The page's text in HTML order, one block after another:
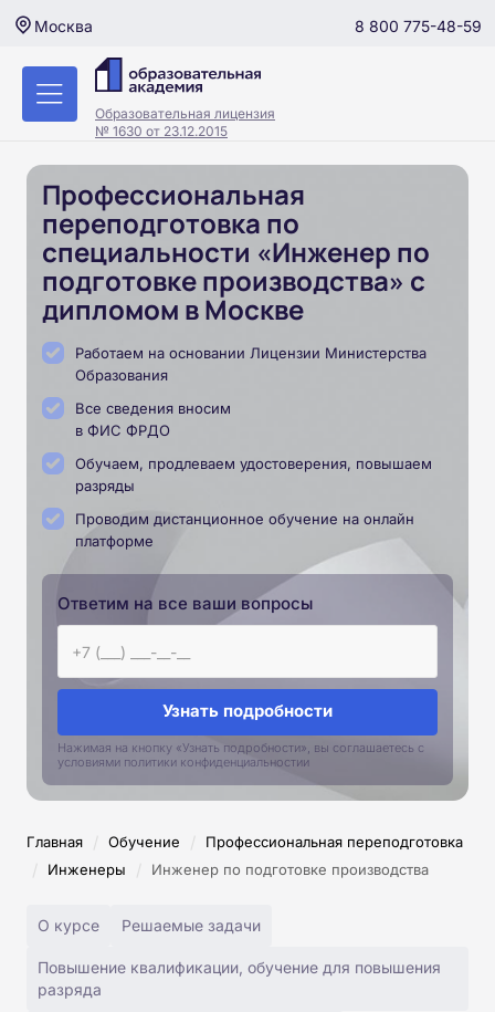
Москва 8 800 775-48-59
Образовательная лицензия
№ 1630 от 23.12.2015
Профессиональная
переподготовка по
специальности «Инженер по
подготовке производства» с
дипломом в Москве
Работаем на основании Лицензии Министерства
Образования
Все сведения вносим
в ФИС ФРДО
Обучаем, продлеваем удостоверения, повышаем
разряды
Проводим дистанционное обучение на онлайн
платформе
Ответим на все ваши вопросы
Узнать подробности
Нажимая на кнопку «Узнать подробности», вы соглашаетесь с
условиями политики конфиденциальностии
Главная / Обучение / Профессиональная переподготовка
/ Инженеры / Инженер по подготовке производства
О курсе Решаемые задачи
Повышение квалификации, обучение для повышения
разряда